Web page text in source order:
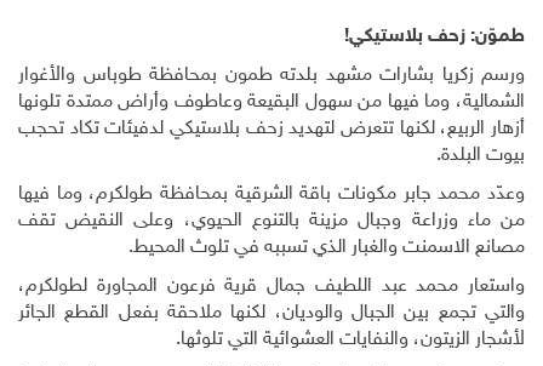
طموّن: زحف بلاستيكي!
ورسم زكريا بشارات مشهد بلدته طمون بمحافظة طوباس والأغوار
الشمالية، وما فيها من سهول البقيعة وعاطوف وأراض ممتدة تلونها
أزهار الربيع، لكنها تتعرض لتهديد زحف بلاستيكي لدفيئات تكاد تحجب
بيوت البلدة.
وعدّد محمد جابر مكونات باقة الشرقية بمحافظة طولكرم، وما فيها
من ماء وزراعة وجبال مزينة بالتنوع الحيوي، وعلى النقيض تقف
مصانع الاسمنت والغبار الذي تسببه في تلوث المحيط.
واستعار محمد عبد اللطيف جمال قرية فرعون المجاورة لطولكرم،
والتي تجمع بين الجبال والوديان، لكنها ملاحقة بفعل القطع الجائر
لأشجار الزيتون، والنفايات العشوائية التي تلوثها.